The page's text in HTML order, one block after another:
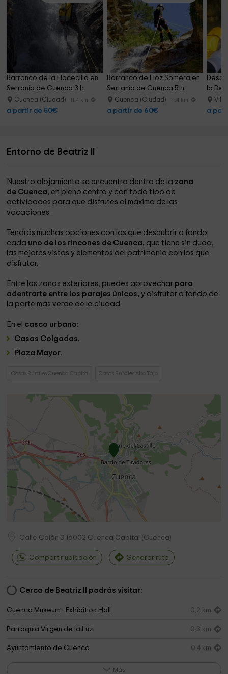
Barranco de la Hocecilla en
Serranía de Cuenca 3 h
Cuenca (Ciudad) 11.4 km
a partir de 50€
Barranco de Hoz Somera en
Serranía de Cuenca 5 h
Cuenca (Ciudad) 11.4 km
a partir de 60€
la
a
Entorno de Beatriz II
Nuestro alojamiento se encuentra dentro de la zona
de Cuenca, en pleno centro y con todo tipo de
actividades para que disfrutes al máximo de las
vacaciones.
Tendrás muchas opciones con las que descubrir a fondo
cada uno de los rincones de Cuenca, que tiene sin duda,
las mejores vistas y elementos del patrimonio con los que
disfrutar.
Entre las zonas exteriores, puedes aprovechar para
adentrarte entre los parajes únicos, y disfrutar a fondo de
la parte más verde de la ciudad.
En el casco urbano:
Casas Colgadas.
Plaza Mayor.
Casas Rurales Cuenca Capital Casas Rurales Alto Tajo
Calle Colón 3 16002 Cuenca Capital (Cuenca)
Compartir ubicación Generar ruta
Cerca de Beatriz II podrás visitar:
Cuenca Museum - Exhibition Hall 0,2 km
Parroquia Virgen de la Luz 0,3 km
Ayuntamiento de Cuenca 0,4 km
Más